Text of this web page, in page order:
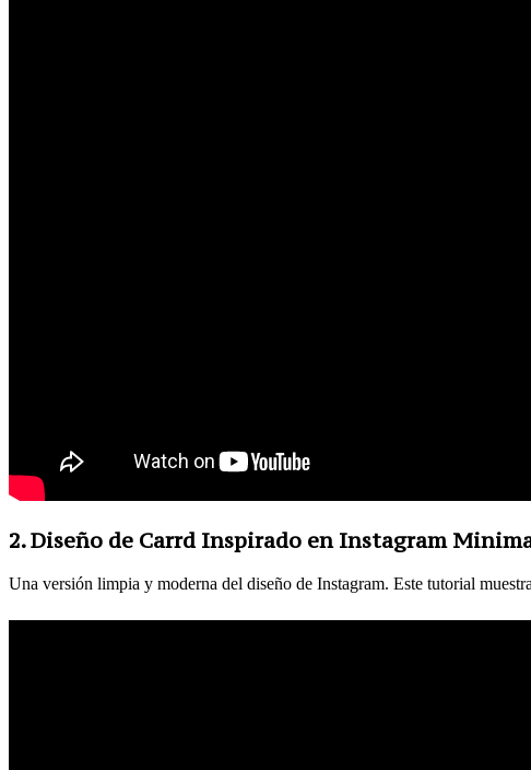
2. Diseño de Carrd Inspirado en Instagram
Una versión limpia y moderna del diseño de Instagram. Este tutorial